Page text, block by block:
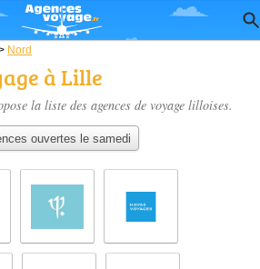
Nord
à Lille
la liste des agences de voyage lilloises.
ouvertes le samedi